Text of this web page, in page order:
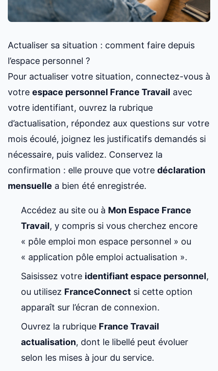
Actualiser sa situation : comment faire depuis
l’espace personnel ?
Pour actualiser votre situation, connectez-vous à
votre espace personnel France Travail avec
votre identifiant, ouvrez la rubrique
d’actualisation, répondez aux questions sur votre
mois écoulé, joignez les justificatifs demandés si
nécessaire, puis validez. Conservez la
confirmation : elle prouve que votre déclaration
mensuelle a bien été enregistrée.
Accédez au site ou à Mon Espace France
Travail, y compris si vous cherchez encore
« pôle emploi mon espace personnel » ou
« application pôle emploi actualisation ».
Saisissez votre identifiant espace personnel,
ou utilisez FranceConnect si cette option
apparaît sur l’écran de connexion.
Ouvrez la rubrique France Travail
actualisation, dont le libellé peut évoluer
selon les mises à jour du service.